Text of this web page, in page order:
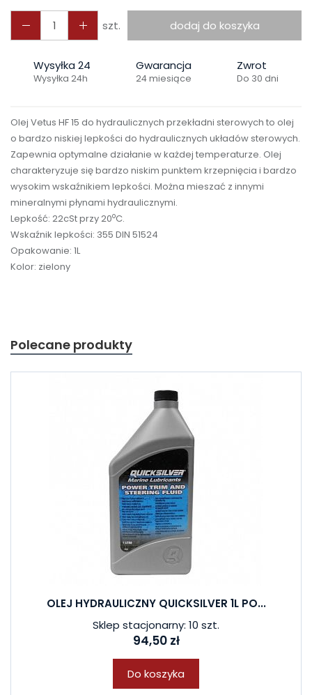
szt. dodaj do koszyka
Wysyłka 24
Wysyłka 24h
Gwarancja
24 miesiące
Zwrot
Do 30 dni
Olej Vetus HF 15 do hydraulicznych przekładni sterowych to olej
o bardzo niskiej lepkości do hydraulicznych układów sterowych.
Zapewnia optymalne działanie w każdej temperaturze. Olej
charakteryzuje się bardzo niskim punktem krzepnięcia i bardzo
wysokim wskaźnikiem lepkości. Można mieszać z innymi
mineralnymi płynami hydraulicznymi.
Lepkość: 22cSt przy 20oC.
Wskaźnik lepkości: 355 DIN 51524
Opakowanie: 1L
Kolor: zielony
Polecane produkty
OLEJ HYDRAULICZNY QUICKSILVER 1L PO...
Sklep stacjonarny: 10 szt.
94,50 zł
Do koszyka